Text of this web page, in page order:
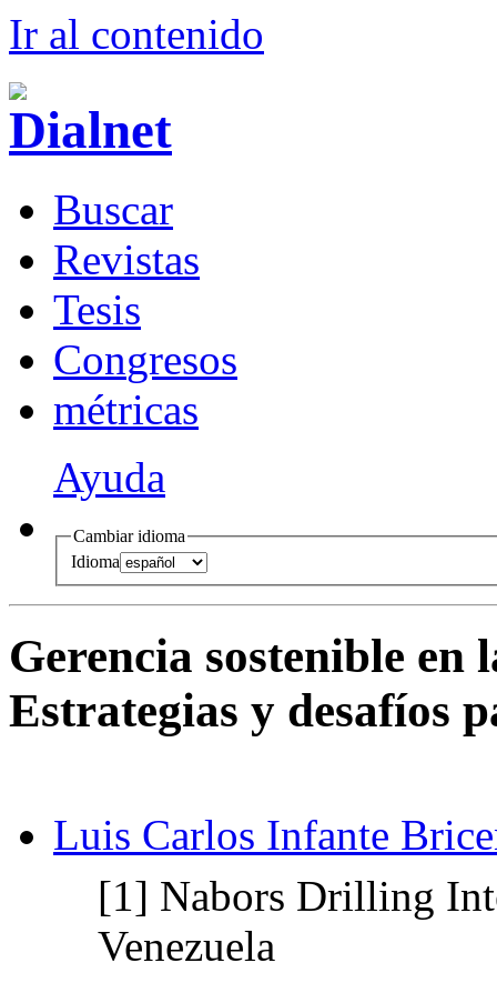
Ir al contenido
Buscar
Revistas
Tesis
Congresos
métricas
Ayuda
Cambiar idioma
Idioma
Gerencia sostenible
Estrategias y desafíos
Luis Carlos Infante
[1] Nabors Drilling
Venezuela